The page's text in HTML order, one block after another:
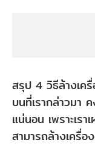
สรุป 4 วิธีล้างเค
บนที่เรากล่าวมา
แน่นอน เพราะเร
สามารถล้างเครื่